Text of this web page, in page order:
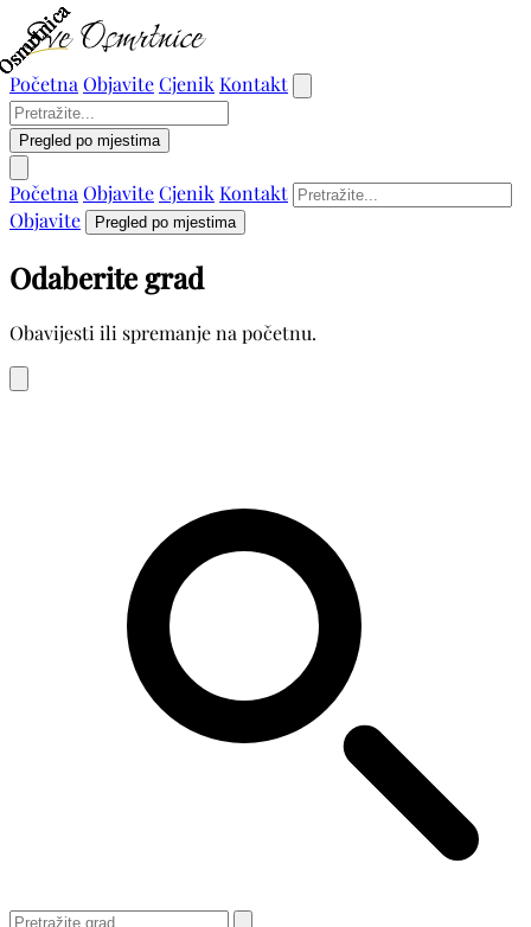
Početna ObjaviteCjenik Kontakt
Pregled po mjestima
Početna ObjaviteCjenik Kontakt
Objavite
Pregled po mjestima
Odaberite grad
Obavijesti ili spremanje na početnu.